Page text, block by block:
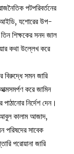
পটপরিবর্তনের
যশোরের উপ-
শিক্ষকের সনদ জাল
কথা উল্লেখ করে
সমন জারি
করে জামিন
নির্দেশ দেন।
কালাম আজাদ,
পরিষদের সাবেক
পরোয়ানা জারি